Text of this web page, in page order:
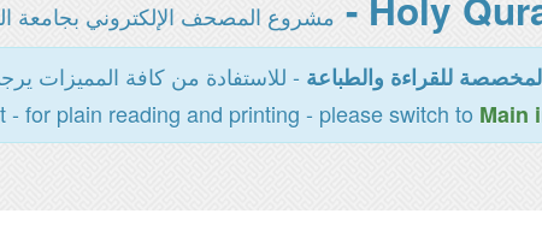
مشروع المصحف الإلكتروني بجامعة
للقراءة والطباعة - للاستفادة من كافة المميزات
for plain reading and printing - please switch to Main